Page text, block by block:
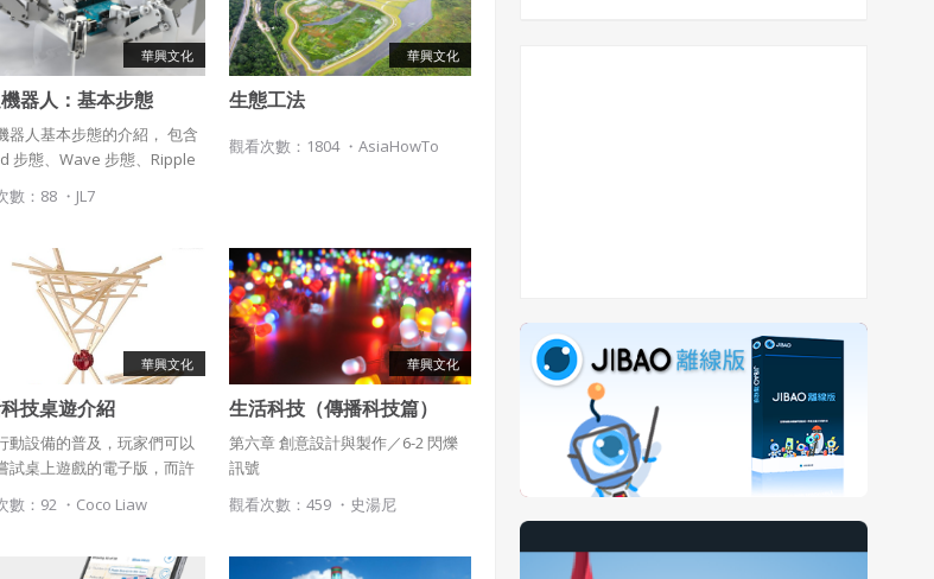
華興文化
器人：基本步態
器人基本步態的介紹， 包含
步態、Wave 步態、Ripple
數：88 ・ JL7
華興文化
生態工法
觀看次數：1804 ・ AsiaHowTo
華興文化
技桌遊介紹
動設備的普及，玩家們可以
試桌上遊戲的電子版，而許
後會購買實體的產品，同
上零售商的出現，使人們能
群網路上的口口相傳，讓長
數：92 ・ Coco Liaw
華興文化
生活科技（傳播科技篇）
Ch06-2 閃爍訊號
第六章 創意設計與製作／6-2 閃爍
訊號
觀看次數：459 ・ 史湯尼
使用 Facebook 帳號登入
使用 Google 帳號登入
還沒有註冊帳號嗎？點擊 立刻註冊
使用 Google 帳號註冊
已閱讀 使用條款和 隱私政策
已經有註冊帳號了嗎？點擊 立刻登入
吉寶知識系統（本系統），經註冊本系統
員合約：
指吉寶系統有限公司（吉寶系統公司）所有或經授權
指就授權內容改作之創作。
本系統之會員規範、著作權條款及隱私權政策。
者，本系統得終止會員資格。
權
統內使用授權內容，除經著作權人有標示採取創用CC
權者，會員不得重製、轉載、散布或類似方法流通授
措施或類似措施，會員不得予以破解、破壞或以其他
會員條款
同意上述條款，確定註冊